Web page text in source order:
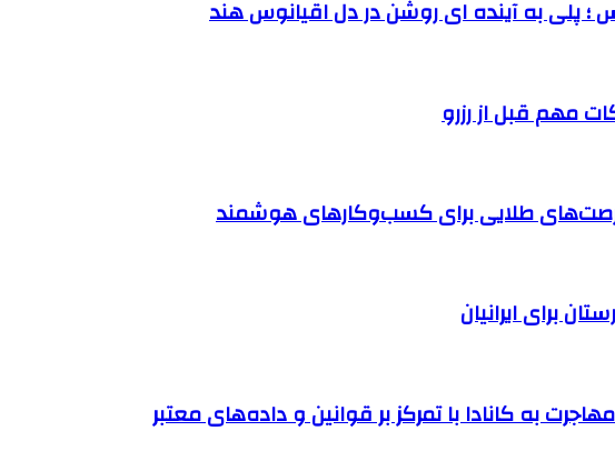
؛ پلی به آینده ‌ای روشن در دل اقیانوس ‌هند
مهم قبل از رزرو
طلایی برای کسب‌وکارهای هوشمند
برای ایرانیان
به کانادا با تمرکز بر قوانین و داده‌های معتبر